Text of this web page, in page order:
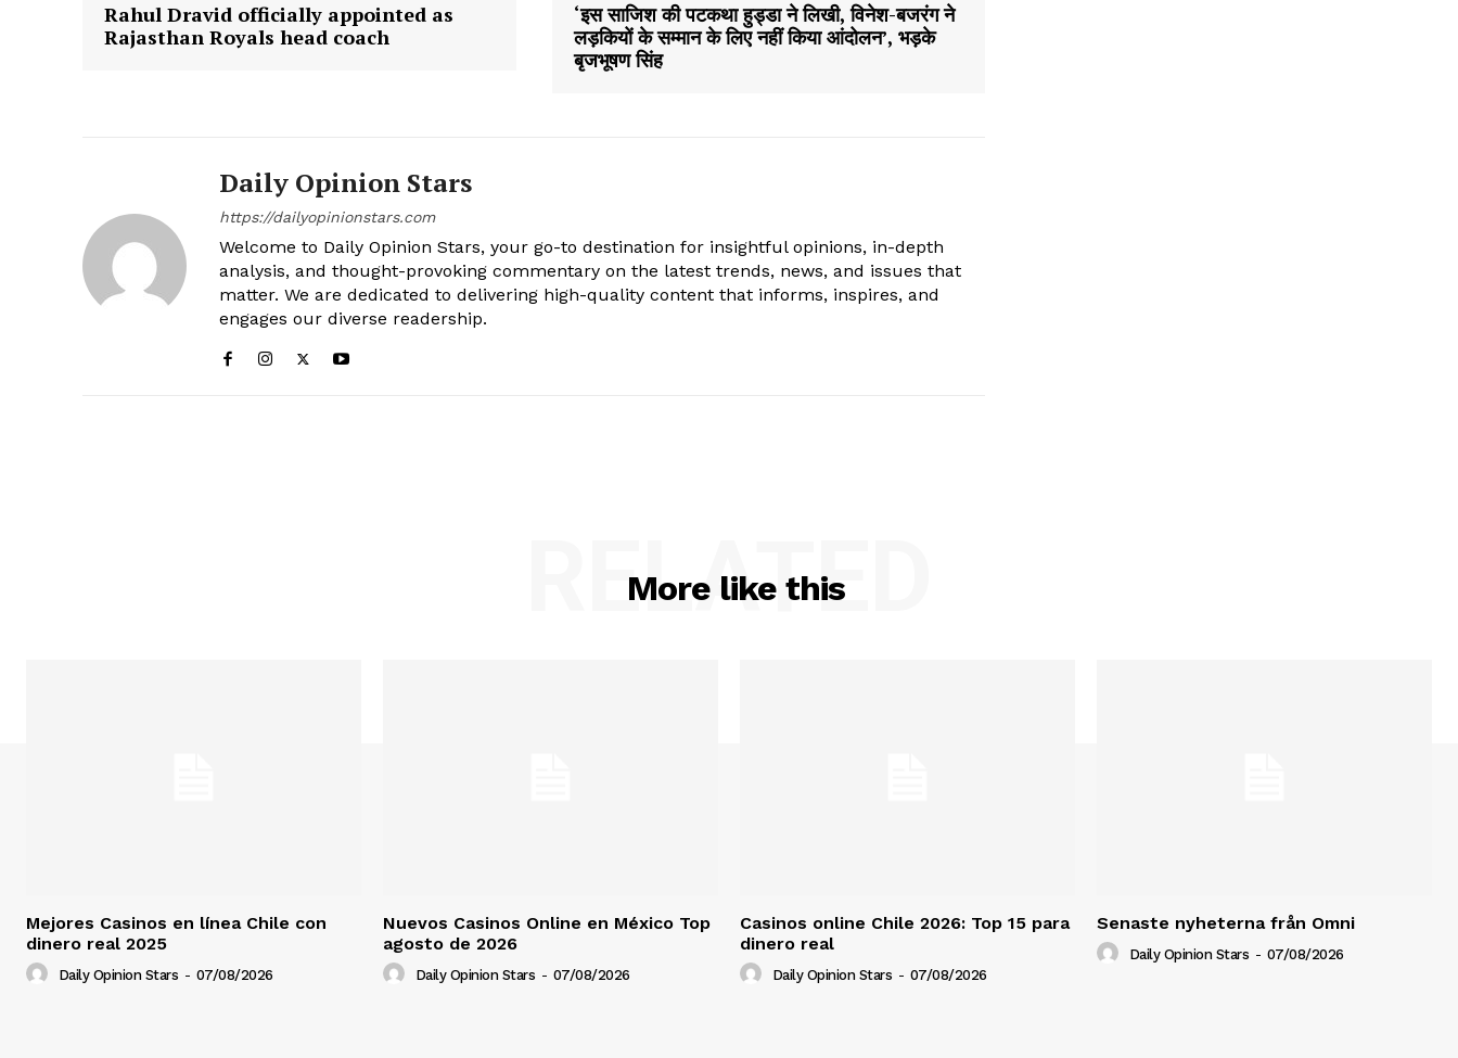
Rahul Dravid officially appointed as
Rajasthan Royals head coach
‘इस साजिश की पटकथा हुड्डा ने लिखी, विनेश-बजरंग ने
लड़कियों के सम्मान के लिए नहीं किया आंदोलन’, भड़के
बृजभूषण सिंह
Daily Opinion Stars
https://dailyopinionstars.com
Welcome to Daily Opinion Stars, your go-to destination for insightful opinions, in-depth
analysis, and thought-provoking commentary on the latest trends, news, and issues that
matter. We are dedicated to delivering high-quality content that informs, inspires, and
engages our diverse readership.
More like this
RELATED
Mejores Casinos en línea Chile con
dinero real 2025
Daily Opinion Stars - 07/08/2026
Nuevos Casinos Online en México Top
agosto de 2026
Daily Opinion Stars - 07/08/2026
Casinos online Chile 2026: Top 15 para
dinero real
Daily Opinion Stars - 07/08/2026
Senaste nyheterna från Omni
Daily Opinion Stars - 07/08/2026